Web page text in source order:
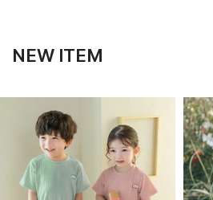
NEW ITEM